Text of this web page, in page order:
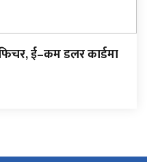
फिचर, ई–कम डलर कार्डमा